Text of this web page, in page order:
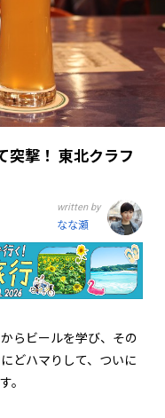
突撃！ 東北クラフ
written by
なな瀬
らビールを学び、その
どハマりして、ついに
。